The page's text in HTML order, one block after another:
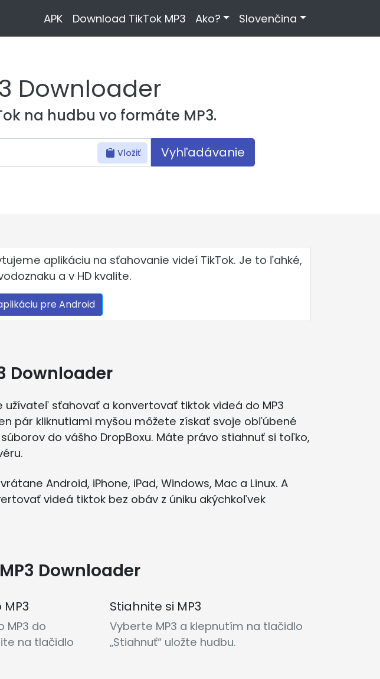
APK Download TikTok MP3 Ako? Slovenčina
Downloader
na hudbu vo formáte MP3.
Vložiť Vyhľadávanie
aplikáciu na sťahovanie videí TikTok. Je to ľahké,
a v HD kvalite.
pre Android
Downloader
užívateľ sťahovať a konvertovať tiktok videá do MP3
pár kliknutiami myšou môžete získať svoje obľúbené
do vášho DropBoxu. Máte právo stiahnuť si toľko,
Android, iPhone, iPad, Windows, Mac a Linux. A
videá tiktok bez obáv z úniku akýchkoľvek
Downloader
MP3 do
na tlačidlo
Stiahnite si MP3
Vyberte MP3 a klepnutím na tlačidlo
„Stiahnuť“ uložte hudbu.